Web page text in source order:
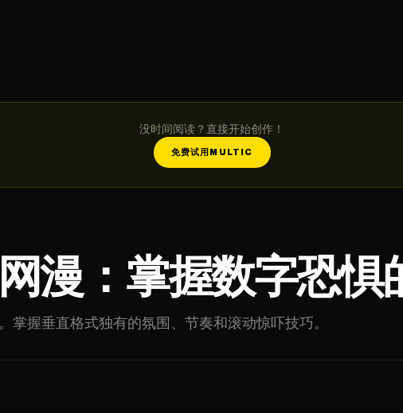
没时间阅读？直接开始创作！
免费试用MULTIC
漫：掌握数字恐惧
握垂直格式独有的氛围、节奏和滚动惊吓技巧。